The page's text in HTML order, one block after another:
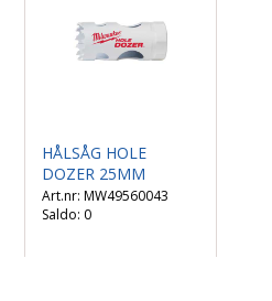
HÅLSÅG HOLE
DOZER 25MM
MW49560043
Saldo: 0